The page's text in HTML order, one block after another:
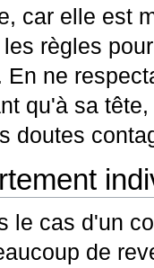
car elle est
règles
En ne
qu'à sa
doutes
le cas d'un
de